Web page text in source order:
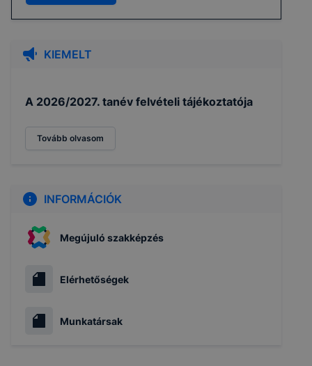
KIEMELT
A 2026/2027. tanév felvételi tájékoztatója
Tovább olvasom
INFORMÁCIÓK
Megújuló szakképzés
Elérhetőségek
Munkatársak